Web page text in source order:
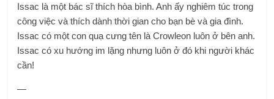
Issac là một bác sĩ thích hòa bình. Anh ấy nghiêm túc trong
công việc và thích dành thời gian cho bạn bè và gia đình.
Issac có một con quạ cưng tên là Crowleon luôn ở bên anh.
Issac có xu hướng im lặng nhưng luôn ở đó khi người khác
cần!
—